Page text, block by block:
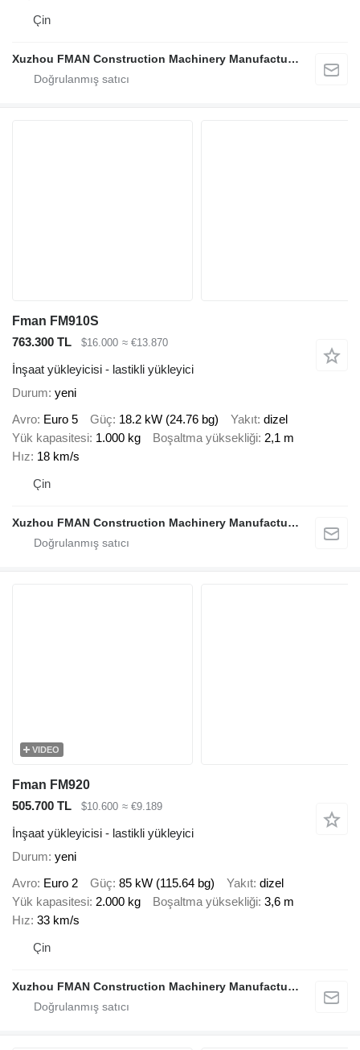
Çin
Xuzhou FMAN Construction Machinery Manufacture Co., Ltd.
Fman FM910S
763.300 TL
$16.000 ≈ €13.870
İnşaat yükleyicisi - lastikli yükleyici
Durum yeni
Avro Euro 5 Güç 18.2 kW (24.76 bg) Yakıt dizel
Yük kapasitesi 1.000 kg Boşaltma yüksekliği 2,1 m
Hız 18 km/s
Çin
Xuzhou FMAN Construction Machinery Manufacture Co., Ltd.
VIDEO
Fman FM920
505.700 TL
$10.600 ≈ €9.189
İnşaat yükleyicisi - lastikli yükleyici
Durum yeni
Avro Euro 2 Güç 85 kW (115.64 bg) Yakıt dizel
Yük kapasitesi 2.000 kg Boşaltma yüksekliği 3,6 m
Hız 33 km/s
Çin
Xuzhou FMAN Construction Machinery Manufacture Co., Ltd.